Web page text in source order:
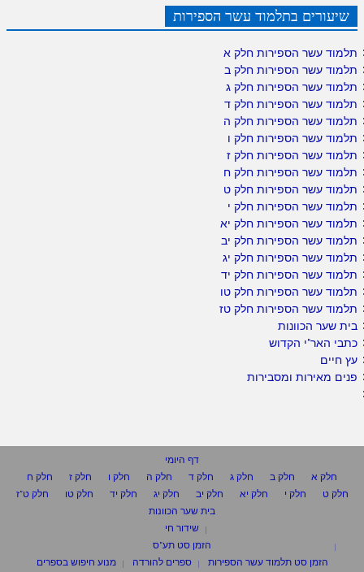
שיעורים בתלמוד עשר הספירות
תלמוד עשר הספירות חלק א
תלמוד עשר הספירות חלק ב
תלמוד עשר הספירות חלק ג
תלמוד עשר הספירות חלק ד
תלמוד עשר הספירות חלק ה
תלמוד עשר הספירות חלק ו
תלמוד עשר הספירות חלק ז
תלמוד עשר הספירות חלק ח
תלמוד עשר הספירות חלק ט
תלמוד עשר הספירות חלק י
תלמוד עשר הספירות חלק יא
תלמוד עשר הספירות חלק יב
תלמוד עשר הספירות חלק יג
תלמוד עשר הספירות חלק יד
תלמוד עשר הספירות חלק טו
תלמוד עשר הספירות חלק טז
בית שער הכוונות
כתבי האר"י הקדוש
עץ חיים
פנים מאירות ומסבירות
דף היומי
חלק א
חלק ב חלק ג חלק ד חלק ה חלק ו חלק ז
חלק ח
חלק ט
חלק י חלק יא חלק יב חלק יג חלק יד חלק טו
חלק ט"ז
בית שער הכוונות
שידור חי
הזמן סט תע"ס
הזמן סט תלמוד עשר הספירות
ספרים להורדה מנוע חיפוש בספרים